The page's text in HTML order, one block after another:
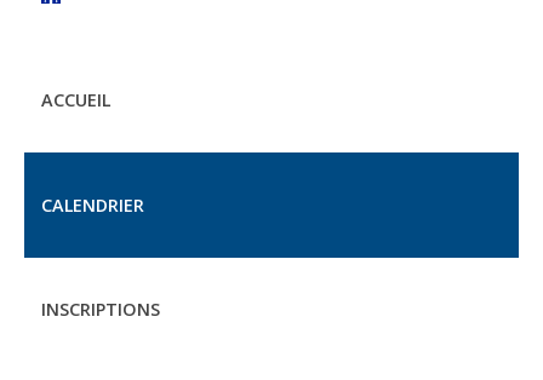
ACCUEIL
CALENDRIER
INSCRIPTIONS